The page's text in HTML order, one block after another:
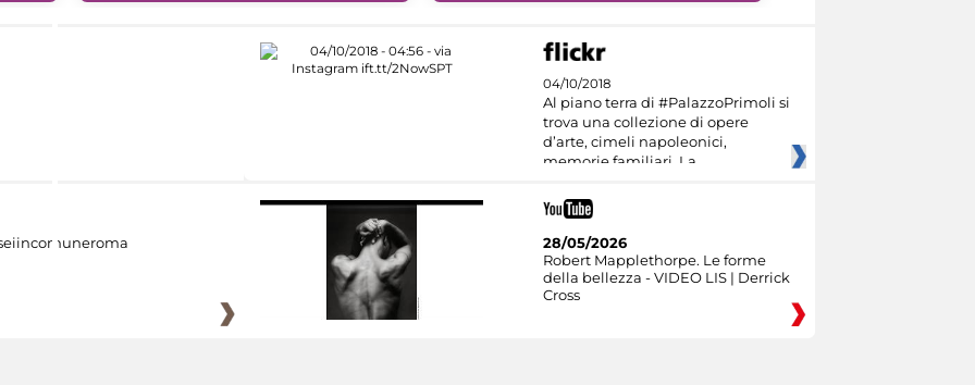
04/10/2018
Al piano terra di #PalazzoPrimoli si
trova una collezione di opere
d’arte, cimeli napoleonici,
memorie familiari. La
28/05/2026
Robert Mapplethorpe. Le forme
della bellezza - VIDEO LIS | Derrick
Cross